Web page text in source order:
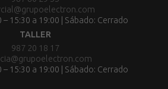
– 15:30 a 19:00 | Sábado: Cerrado
TALLER
987 20 18 17
– 15:30 a 19:00 | Sábado: Cerrado